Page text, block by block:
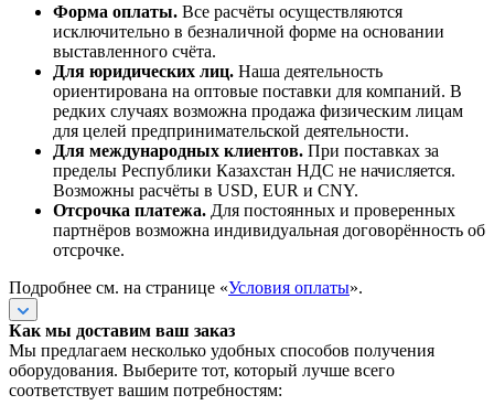
Форма оплаты. Все расчёты осуществляются
исключительно в безналичной форме на основании
выставленного счёта.
Для юридических лиц. Наша деятельность
ориентирована на оптовые поставки для компаний. В
редких случаях возможна продажа физическим лицам
для целей предпринимательской деятельности.
Для международных клиентов. При поставках за
пределы Республики Казахстан НДС не начисляется.
Возможны расчёты в USD, EUR и CNY.
Отсрочка платежа. Для постоянных и проверенных
партнёров возможна индивидуальная договорённость об
отсрочке.
Подробнее см. на странице «Условия оплаты».
Как мы доставим ваш заказ
Мы предлагаем несколько удобных способов получения
оборудования. Выберите тот, который лучше всего
соответствует вашим потребностям: